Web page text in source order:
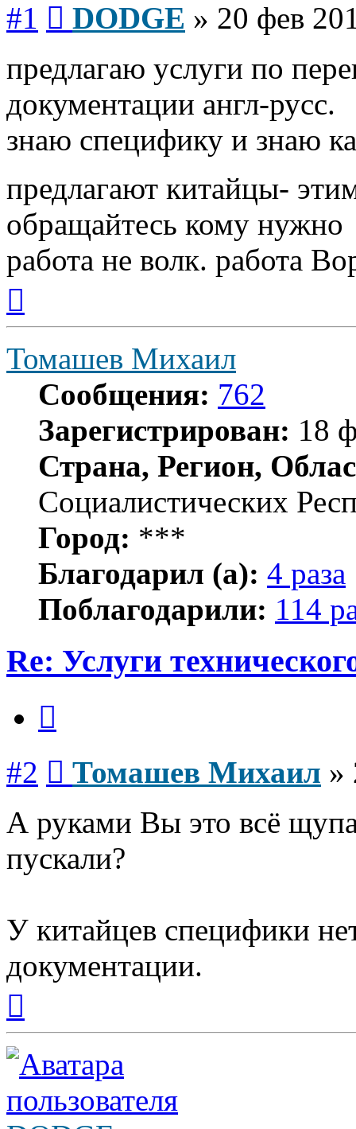
#1 DODGE » 20 фев
предлагаю услуги по
документации англ-русс.
знаю специфику и знаю
предлагают китайцы-
обращайтесь кому нужно
работа не волк. работа
началу
Томашев Михаил
Сообщения: 762
Зарегистрирован: 18
Страна, Регион,
Социалистических
Город: ***
Благодарил (а): 4 раза
Поблагодарили: 114
Re: Услуги
#2 Томашев Михаил »
А руками Вы это всё
пускали?
У китайцев специфики
документации.
началу